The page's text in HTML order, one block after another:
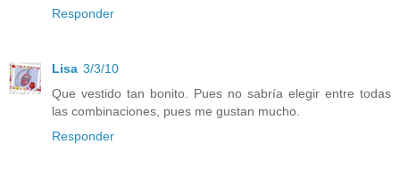
Responder
Lisa 3/3/10
Que vestido tan bonito. Pues no sabría elegir entre todas
las combinaciones, pues me gustan mucho.
Responder